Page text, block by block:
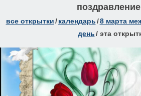
все открытки/ календарь/8 марта
день/ эта